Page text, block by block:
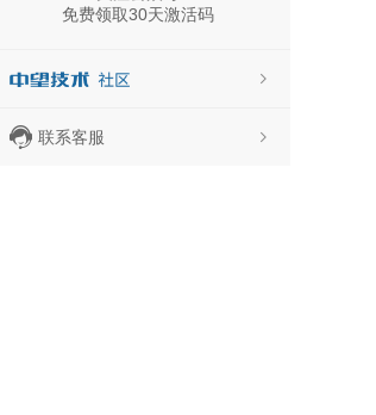
免费领取30天激活码
联系客服